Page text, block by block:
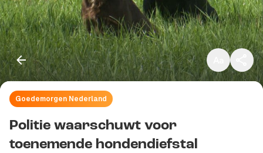
Klein
Standaard
Groot
Goedemorgen Nederland
Politie waarschuwt voor
toenemende hondendiefstal